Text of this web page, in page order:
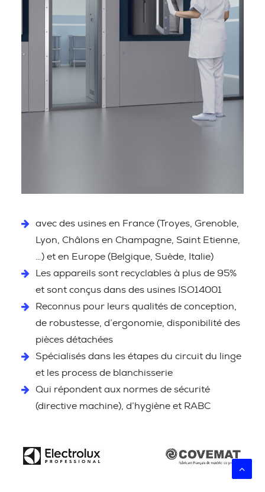
avec des usines en France (Troyes, Grenoble,
Lyon, Châlons en Champagne, Saint Etienne,
…) et en Europe (Belgique, Suède, Italie)
Les appareils sont recyclables à plus de 95%
et sont conçus dans des usines ISO14001
Reconnus pour leurs qualités de conception,
de robustesse, d’ergonomie, disponibilité des
pièces détachées
Spécialisés dans les étapes du circuit du linge
et les process de blanchisserie
Qui répondent aux normes de sécurité
(directive machine), d’hygiène et RABC